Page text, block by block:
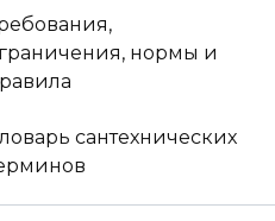
нормы и
сантехнических